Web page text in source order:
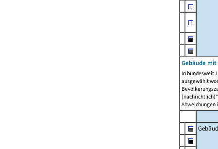
Gebäude
In bundesweit
ausgewählt
Abweichungen